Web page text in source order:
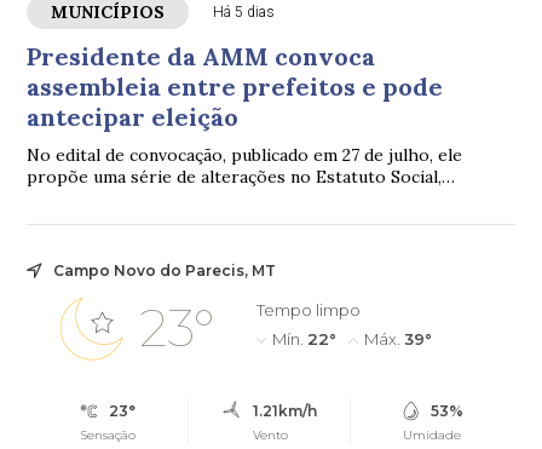
MUNICÍPIOS Há 5 dias
Presidente da AMM convoca
assembleia entre prefeitos e pode
antecipar eleição
No edital de convocação, publicado em 27 de julho, ele
propõe uma série de alterações no Estatuto Social,
Campo Novo do Parecis, MT
23°
Tempo limpo
Mín. 22° Máx. 39°
23°
Sensação
1.21km/h
Vento
53%
Umidade